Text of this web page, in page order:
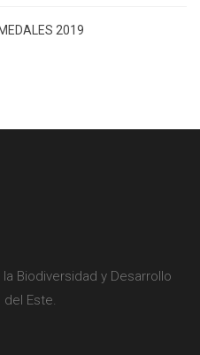
2019
Biodiversidad y Desarrollo
Este.